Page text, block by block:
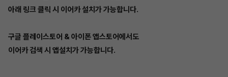
아래 링크 클릭 시 이어카 설치가 가능합니다.
구글 플레이스토어 & 아이폰 앱스토어에서도
이어카 검색 시 앱설치가 가능합니다.